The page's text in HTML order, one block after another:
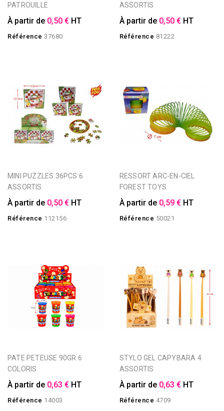
PATROUILLE
À partir de 0,50 € HT
Référence 37680
ASSORTIS
À partir de 0,50 € HT
Référence 81222
MINI PUZZLES 36PCS 6
ASSORTIS
À partir de 0,50 € HT
Référence 112156
RESSORT ARC-EN-CIEL
FOREST TOYS
À partir de 0,59 € HT
Référence 50021
PATE PETEUSE 90GR 6
COLORIS
À partir de 0,63 € HT
Référence 14003
STYLO GEL CAPYBARA 4
ASSORTIS
À partir de 0,63 € HT
Référence 4709